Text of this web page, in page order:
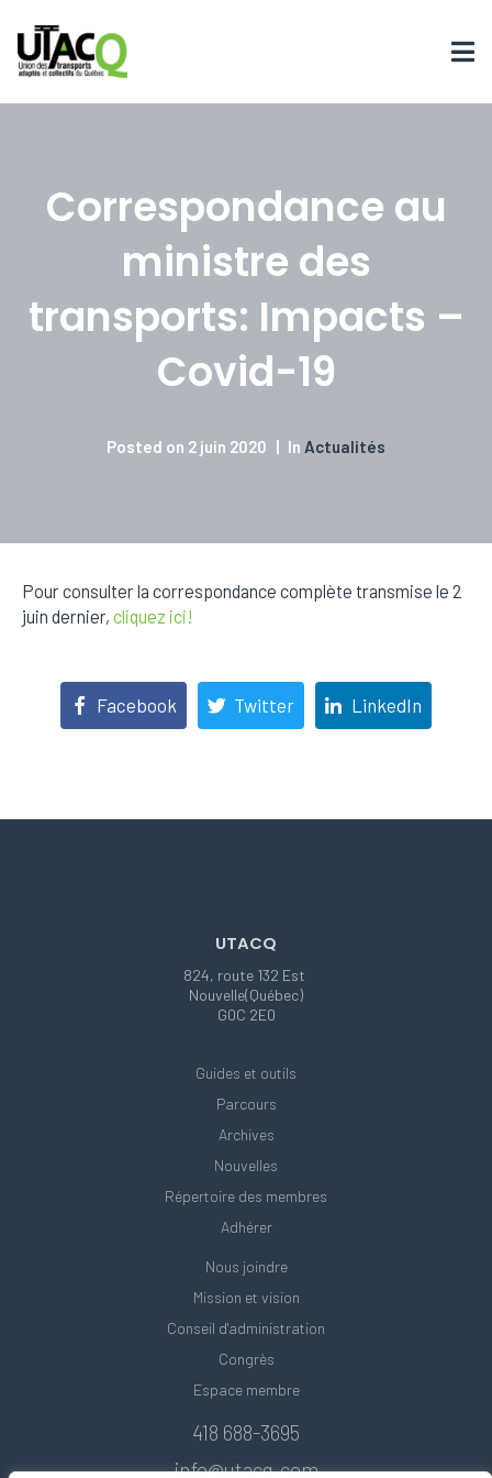
Correspondance au
ministre des
transports: Impacts –
Covid-19
Posted on 2 juin 2020 In Actualités
Pour consulter la correspondance complète transmise le 2
juin dernier, cliquez ici!
Facebook Twitter LinkedIn
UTACQ
824, route 132 Est
Nouvelle(Québec)
G0C 2E0
Guides et outils
Parcours
Archives
Nouvelles
Répertoire des membres
Adhérer
Nous joindre
Mission et vision
Conseil d'administration
Congrès
Espace membre
418 688-3695
info@utacq.com